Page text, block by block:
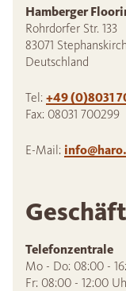
Hamberger
Rohrdorfer Str. 133
83071
Deutschland
Tel: +49 (0)8031
Fax: 08031 700299
E-Mail:
Telefonzentrale
Mo - Do: 08:00 -
Fr: 08:00 - 12:00